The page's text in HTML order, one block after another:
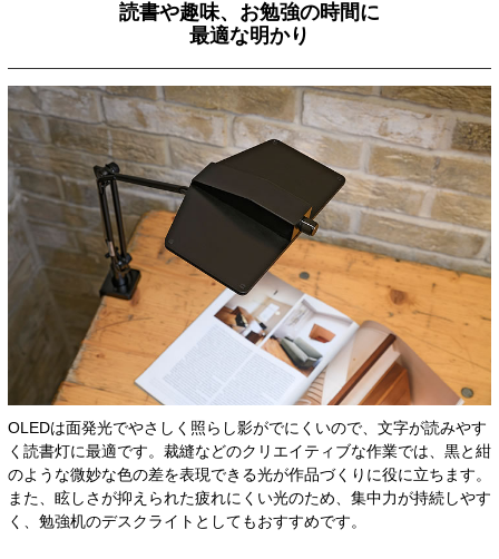
読書や趣味、お勉強の時間に
最適な明かり
OLEDは面発光でやさしく照らし影がでにくいので、文字が読みやす
く読書灯に最適です。裁縫などのクリエイティブな作業では、黒と紺
のような微妙な色の差を表現できる光が作品づくりに役に立ちます。
また、眩しさが抑えられた疲れにくい光のため、集中力が持続しやす
く、勉強机のデスクライトとしてもおすすめです。